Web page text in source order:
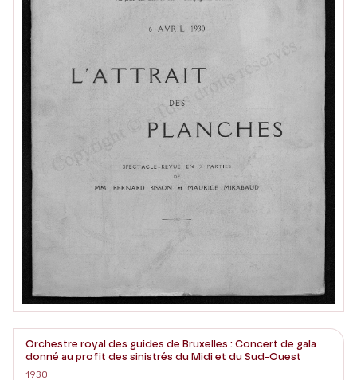
Orchestre royal des guides de Bruxelles : Concert de gala
donné au profit des sinistrés du Midi et du Sud-Ouest
1930